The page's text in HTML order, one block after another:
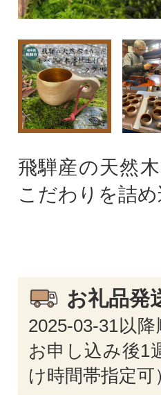
飛騨産の天然
こだわりを詰
お礼品発
2025-03-31以
お申し込み後1
け時間帯指定可